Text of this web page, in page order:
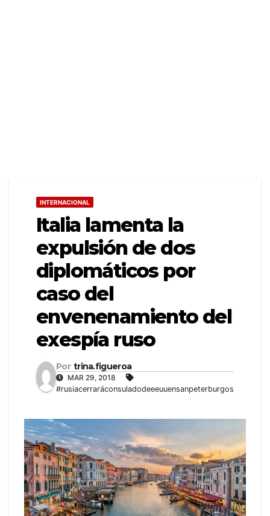
INTERNACIONAL
Italia lamenta la
expulsión de dos
diplomáticos por
caso del
envenenamiento del
exespía ruso
Por trina.figueroa
MAR 29, 2018
#rusiacerraráconsuladodeeeuuensanpeterburgos